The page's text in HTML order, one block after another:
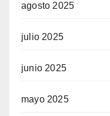
agosto 2025
julio 2025
junio 2025
mayo 2025